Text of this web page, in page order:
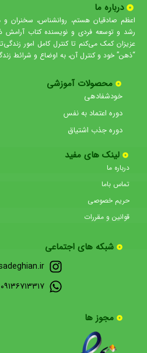
درباره ما
اعظم صادقیان هستم، روانشناس، سخنران و
رشد و توسعه فردی و نویسنده کتاب آرامش
عزیزان کمک می‌کنم تا کنترل کامل امور
“ذهن” خود و کنترل آن، به اوضاع و شرائط
محصولات آموزشی
خودشفادهی
دوره اعتماد به نفس
دوره جذب اشتیاق
لینک های مفید
درباره ما
تماس باما
حریم خصوصی
قوانین و مقررات
شبکه های اجتماعی
۰۹۱۳۶۷۱۳۳۱۷
مجوز ها